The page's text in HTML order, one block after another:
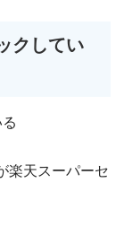
クしてい
楽天スーパーセ